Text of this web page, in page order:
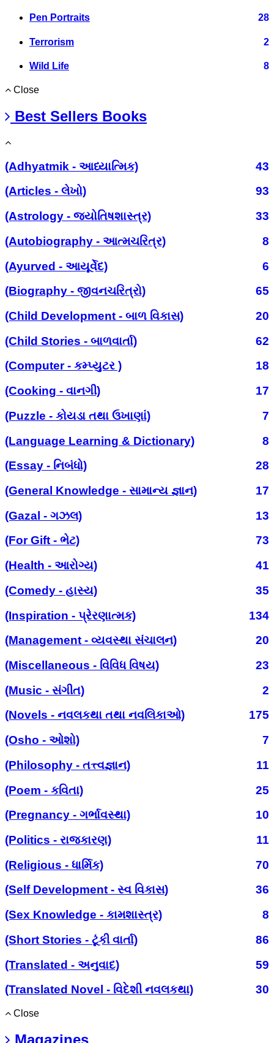
Pen Portraits 28
Terrorism 2
Wild Life 8
Close
Best Sellers Books
(Adhyatmik - આધ્યાત્મિક)
43
(Articles - લેખો)
93
(Astrology - જ્યોતિષશાસ્ત્ર)
33
(Autobiography - આત્મચરિત્ર)
8
(Ayurved - આયૂર્વેદ)
6
(Biography - જીવનચરિત્રો)
65
(Child Development - બાળ વિકાસ)
20
(Child Stories - બાળવાર્તા)
62
(Computer - કમ્પ્યુટર )
18
(Cooking - વાનગી)
17
(Puzzle - કોયડા તથા ઉખાણાં)
7
(Language Learning & Dictionary)
8
(Essay - નિબંધો)
28
(General Knowledge - સામાન્ય જ્ઞાન)
17
(Gazal - ગઝલ)
13
(For Gift - ભેટ)
73
(Health - આરોગ્ય)
41
(Comedy - હાસ્ય)
35
(Inspiration - પ્રેરણાત્મક)
134
(Management - વ્યવસ્થા સંચાલન)
20
(Miscellaneous - વિવિધ વિષય)
23
(Music - સંગીત)
2
(Novels - નવલકથા તથા નવલિકાઓ)
175
(Osho - ઓશો)
7
(Philosophy - તત્ત્વજ્ઞાન)
11
(Poem - કવિતા)
25
(Pregnancy - ગર્ભાવસ્થા)
10
(Politics - રાજકારણ)
11
(Religious - ધાર્મિક)
70
(Self Development - સ્વ વિકાસ)
36
(Sex Knowledge - કામશાસ્ત્ર)
8
(Short Stories - ટૂંકી વાર્તા)
86
(Translated - અનુવાદ)
59
(Translated Novel - વિદેશી નવલકથા)
30
Close
Magazines